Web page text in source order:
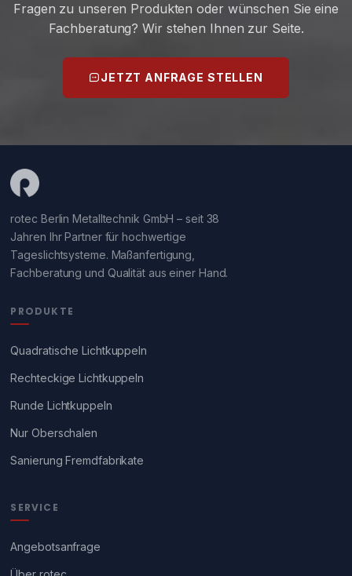
Fragen zu unseren Produkten oder wünschen Sie eine
Fachberatung? Wir stehen Ihnen zur Seite.
JETZT ANFRAGE STELLEN
rotec Berlin Metalltechnik GmbH – seit 38
Jahren Ihr Partner für hochwertige
Tageslichtsysteme. Maßanfertigung,
Fachberatung und Qualität aus einer Hand.
PRODUKTE
Quadratische Lichtkuppeln
Rechteckige Lichtkuppeln
Runde Lichtkuppeln
Nur Oberschalen
Sanierung Fremdfabrikate
SERVICE
Angebotsanfrage